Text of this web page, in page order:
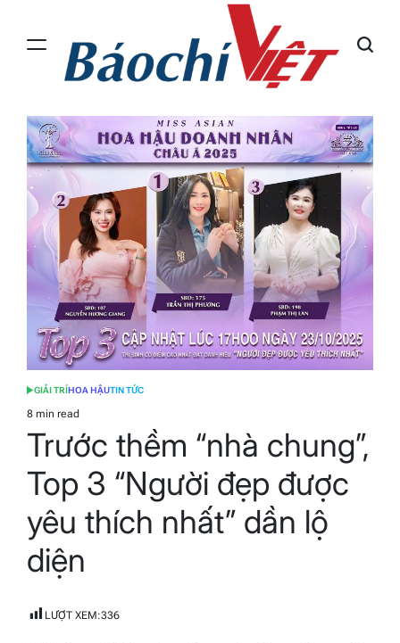
content
Chí
Việt
POSTED
IN
GIẢI TRÍ HOA HẬUTIN TỨC
Estimated
read
8 min read
Trước thềm “nhà chung”,
Top 3 “Người đẹp được
yêu thích nhất” dần lộ
diện
LƯỢT XEM:336